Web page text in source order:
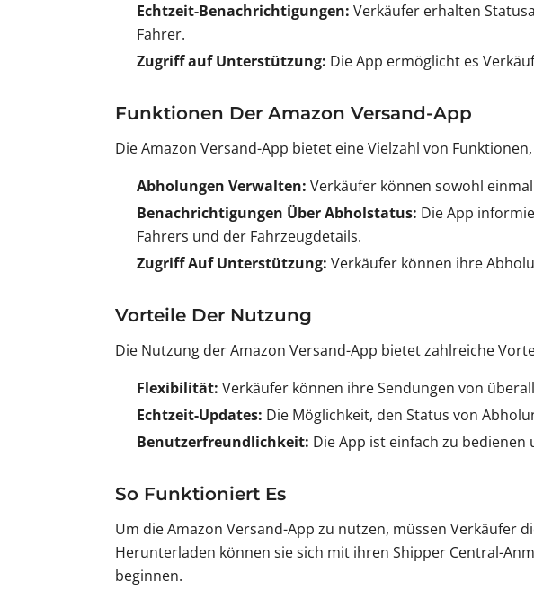
Echtzeit-Benachrichtigungen: Verkäufer erhalten
Fahrer.
Zugriff auf Unterstützung: Die App ermöglicht es
Funktionen Der Amazon Versand-App
Die Amazon Versand-App bietet eine Vielzahl von
Abholungen Verwalten: Verkäufer können sowohl
Benachrichtigungen Über Abholstatus: Die App
Fahrers und der Fahrzeugdetails.
Zugriff Auf Unterstützung: Verkäufer können ihre
Vorteile Der Nutzung
Die Nutzung der Amazon Versand-App bietet zahlreiche
Flexibilität: Verkäufer können ihre Sendungen von
Echtzeit-Updates: Die Möglichkeit, den Status von
Benutzerfreundlichkeit: Die App ist einfach zu
So Funktioniert Es
Um die Amazon Versand-App zu nutzen, müssen Verkäufer
Herunterladen können sie sich mit ihren Shipper Central-
beginnen.